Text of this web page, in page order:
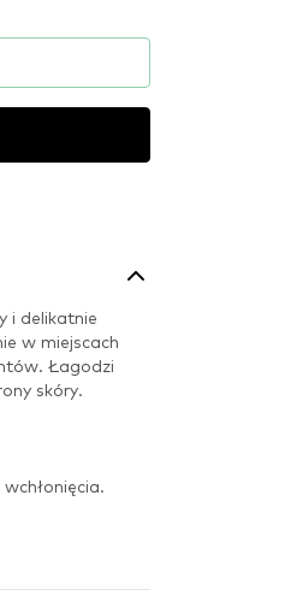
i delikatnie
w miejscach
Łagodzi
skóry.